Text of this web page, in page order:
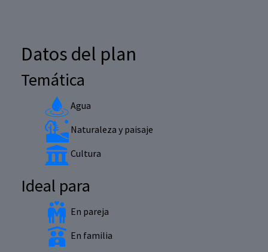
Datos del plan
Temática
Agua
Naturaleza y paisaje
Cultura
Ideal para
En pareja
En familia